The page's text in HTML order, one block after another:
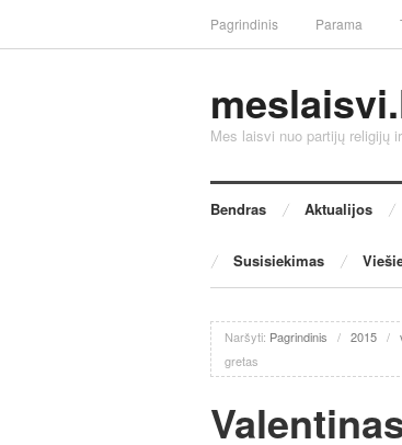
Pagrindinis Parama
Mes laisvi nuo partijų religijų
Bendras Aktualijos
Susisiekimas
Naršyti: Pagrindinis / 2015 /
gretas